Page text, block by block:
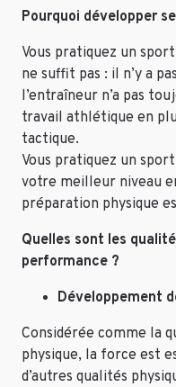
Pourquoi développer
Vous pratiquez un
ne suffit pas : il n’y a
l’entraîneur n’a pas
travail athlétique en
tactique.
Vous pratiquez un
votre meilleur niveau
préparation physique
Quelles sont les
performance ?
Développement
Considérée comme la
physique, la force est
d’autres qualités